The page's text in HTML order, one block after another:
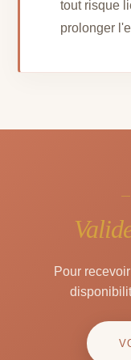
tout risque
prolonger
—
Pour